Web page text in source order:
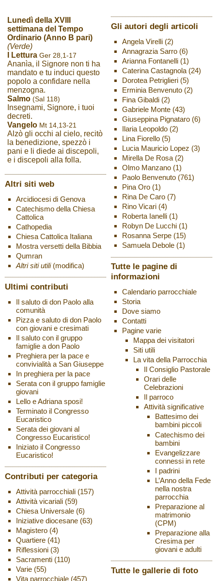
Lunedì della XVIII
settimana del Tempo
Ordinario (Anno B pari)
(Verde)
I Lettura Ger 28,1-17
Ananìa, il Signore non ti ha
mandato e tu induci questo
popolo a confidare nella
menzogna.
Salmo (Sal 118)
Insegnami, Signore, i tuoi
decreti.
Vangelo Mt 14,13-21
Alzò gli occhi al cielo, recitò
la benedizione, spezzò i
pani e li diede ai discepoli,
e i discepoli alla folla.
Altri siti web
Arcidiocesi di Genova
Catechismo della Chiesa
Cattolica
Cathopedia
Chiesa Cattolica Italiana
Mostra versetti della Bibbia
Qumran
Altri siti utili (modifica)
Ultimi contributi
Il saluto di don Paolo alla
comunità
Pizza e saluto di don Paolo
con giovani e cresimati
Il saluto con il gruppo
famiglie a don Paolo
Preghiera per la pace e
convivialità a San Giuseppe
In preghiera per la pace
Serata con il gruppo famiglie
giovani
Lello e Adriana sposi!
Terminato il Congresso
Eucaristico
Serata dei giovani al
Congresso Eucaristico!
Iniziato il Congresso
Eucaristico!
Contributi per categoria
Attività parrocchiali(157)
Attività vicariali(59)
Chiesa Universale(6)
Iniziative diocesane(63)
Magistero(4)
Quartiere(41)
Riflessioni(3)
Sacramenti(110)
Varie(55)
Vita parrocchiale(457)
Gli autori degli articoli
Angela Virelli(2)
Annagrazia Sarro(6)
Arianna Fontanelli(1)
Caterina Castagnola(24)
Dorotea Petriglieri(5)
Erminia Benvenuto(2)
Fina Gibaldi(2)
Gabriele Monte(43)
Giuseppina Pignataro(6)
Ilaria Leopoldo(2)
Lina Fiorello(5)
Lucia Mauricio Lopez (3)
Mirella De Rosa(2)
Olmo Manzano(1)
Paolo Benvenuto(761)
Pina Oro(1)
Rina De Caro(7)
Rino Vicari(4)
Roberta Ianelli(1)
Robyn De Lucchi(1)
Rosanna Serpe(15)
Samuela Debole(1)
Tutte le pagine di
informazioni
Calendario parrocchiale
Storia
Dove siamo
Contatti
Pagine varie
Mappa dei visitatori
Siti utili
La vita della Parrocchia
Il Consiglio Pastorale
Orari delle
Celebrazioni
Il parroco
Attività significative
Battesimo dei
bambini piccoli
Catechismo dei
bambini
Evangelizzare
connessi in rete
I padrini
L’Anno della Fede
nella nostra
parrocchia
Preparazione al
matrimonio
(CPM)
Preparazione alla
Cresima per
giovani e adulti
Tutte le gallerie di foto